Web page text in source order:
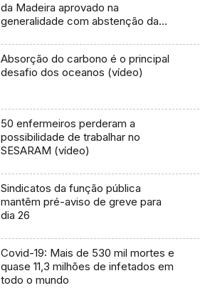
da Madeira aprovado na
generalidade com abstenção da
Absorção do carbono é o principal
desafio dos oceanos (vídeo)
50 enfermeiros perderam a
possibilidade de trabalhar no
SESARAM (vídeo)
Sindicatos da função pública
mantêm pré-aviso de greve para
dia 26
Covid-19: Mais de 530 mil mortes e
quase 11,3 milhões de infetados em
todo o mundo